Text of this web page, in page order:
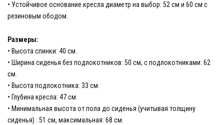
• Устойчивое основание кресла диаметр на выбор: 52 см и 60 см с
резиновым ободом.
Размеры:
• Высота спинки: 40 см.
• Ширина сиденья без подлокотников: 50 см, с подлокотниками: 62
см.
• Высота подлокотника: 33 см.
• Глубина кресла: 47 см.
• Минимальная высота от пола до сиденья (учитывая толщину
сиденья) : 51 см, максимальная: 68 см.